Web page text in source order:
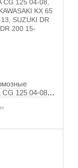
CG 125 04-08,
13, SUZUKI
200 15-